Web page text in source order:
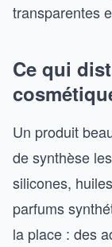
transparentes
Ce qui
Un produit
de synthèse
silicones,
parfums
la place : des